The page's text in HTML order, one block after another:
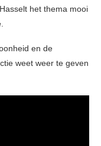
het thema mooi
en de
weet weer te geven